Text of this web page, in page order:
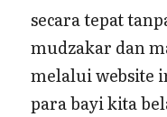
secara tepat
mudzakar dan
melalui website
para bayi kita